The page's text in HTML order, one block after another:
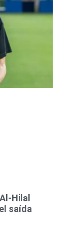
Hilal
saída